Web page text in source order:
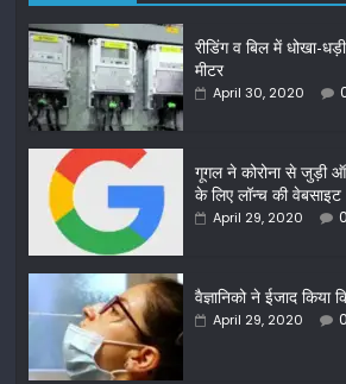
रीडिंग व बिल में धोखा-
मीटर
April 30, 2020
गूगल ने कोरोना से जुड़ी
के लिए लॉन्च की वेबसाइट
April 29, 2020 0
वैज्ञानिको ने ईजाद किया
April 29, 2020 0